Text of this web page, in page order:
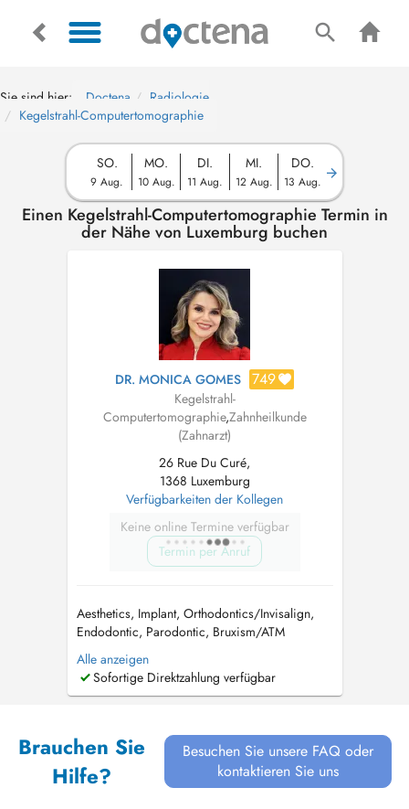
Sie sind hier: Doctena
Radiologie
Kegelstrahl-Computertomographie
SO.
9 Aug.
MO.
10 Aug.
DI.
11 Aug.
MI.
12 Aug.
DO.
13 Aug.
Einen Kegelstrahl-Computertomographie Termin in
der Nähe von Luxemburg buchen
DR. MONICA GOMES 749
Kegelstrahl-
Computertomographie,Zahnheilkunde
(Zahnarzt)
26 Rue Du Curé,
1368 Luxemburg
Verfügbarkeiten der Kollegen
Keine online Termine verfügbar
Termin per Anruf
Aesthetics, Implant, Orthodontics/Invisalign,
Endodontic, Parodontic, Bruxism/ATM
Dysfunction in DENTAL CURE : 691 680 727
Luxemburg City Center I am Dr Mônica
Gomes, dentist in Luxembourg, former
oral...
Alle anzeigen
Sofortige Direktzahlung verfügbar
Brauchen Sie
Hilfe?
Besuchen Sie unsere FAQ oder
kontaktieren Sie uns